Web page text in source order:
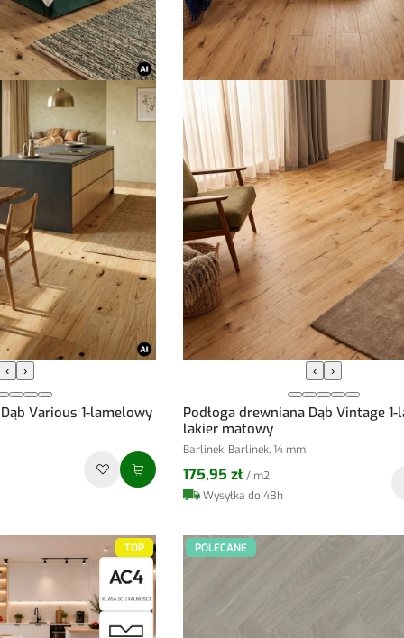
‹ ›
Various 1-lamelowy
‹ ›
Podłoga drewniana Dąb Vintage
lakier matowy
Barlinek, Barlinek, 14 mm
175,95 zł / m2
Wysyłka do 48h
TOP POLECANE